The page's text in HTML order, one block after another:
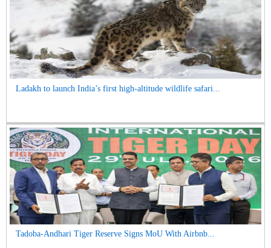
Ladakh to launch India’s first high-altitude wildlife safari...
Tadoba-Andhari Tiger Reserve Signs MoU With Airbnb...